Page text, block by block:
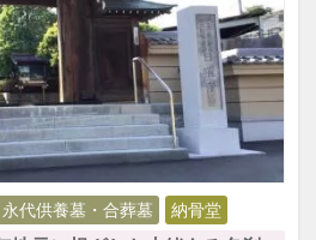
永代供養墓・合葬墓 納骨堂